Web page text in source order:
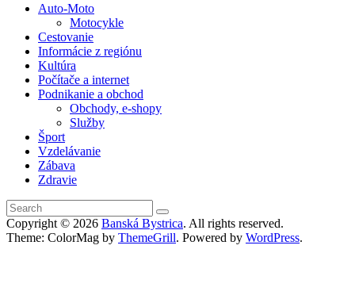
Auto-Moto
Motocykle
Cestovanie
Informácie z regiónu
Kultúra
Počítače a internet
Podnikanie a obchod
Obchody, e-shopy
Služby
Šport
Vzdelávanie
Zábava
Zdravie
Copyright © 2026 Banská Bystrica. All rights reserved.
Theme: ColorMag by ThemeGrill. Powered by WordPress.